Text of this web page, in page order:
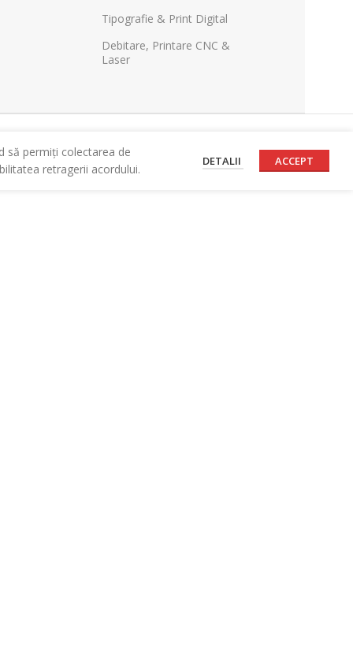
Tipografie & Print Digital
Debitare, Printare CNC &
Laser
să permiți colectarea de
retragerii acordului.
DETALII ACCEPT